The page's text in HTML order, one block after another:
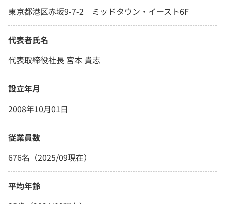
東京都港区赤坂9-7-2 ミッドタウン・イースト6F
代表者氏名
代表取締役社長 宮本 貴志
設立年月
2008年10月01日
従業員数
676名（2025/09現在）
平均年齢